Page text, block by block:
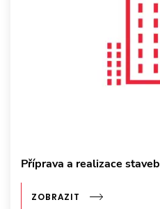
Příprava a realizace staveb
ZOBRAZIT